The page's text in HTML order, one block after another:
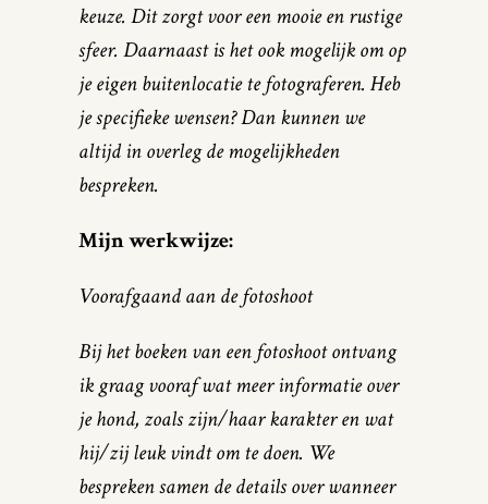
keuze. Dit zorgt voor een mooie en rustige
sfeer. Daarnaast is het ook mogelijk om op
je eigen buitenlocatie te fotograferen. Heb
je specifieke wensen? Dan kunnen we
altijd in overleg de mogelijkheden
bespreken.
Mijn werkwijze:
Voorafgaand aan de fotoshoot
Bij het boeken van een fotoshoot ontvang
ik graag vooraf wat meer informatie over
je hond, zoals zijn/haar karakter en wat
hij/zij leuk vindt om te doen. We
bespreken samen de details over wanneer